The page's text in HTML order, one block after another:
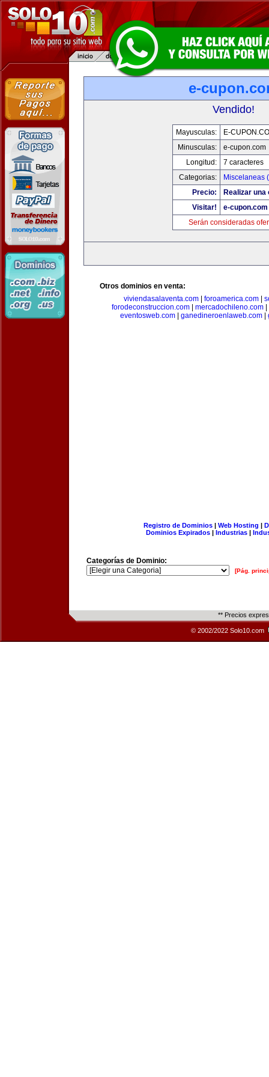
e-
Vendido!
Mayusculas:
E-
Minusculas:
e-cupon.com
Longitud:
7 caracteres
Categorias:
Miscelaneas
Precio:
Realizar una
Visitar!
e-cupon.com
Serán consideradas
Otros dominios en venta:
viviendasalaventa.com| foroamerica.com|
forodeconstruccion.com
mercadochileno.com
eventosweb.com| ganedineroenlaweb.com|
Registro de Dominios| Web Hosting |
Dominios Expirados | Industrias |
Categorías de Dominio:
[Pág.
** Precios
© 2002/2022 Solo10.com